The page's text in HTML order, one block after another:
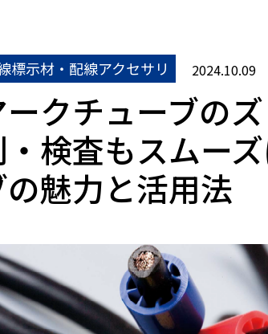
標示材・配線アクセサリ 2024.10.09
ークチューブの
検査もスムー
の魅力と活用法